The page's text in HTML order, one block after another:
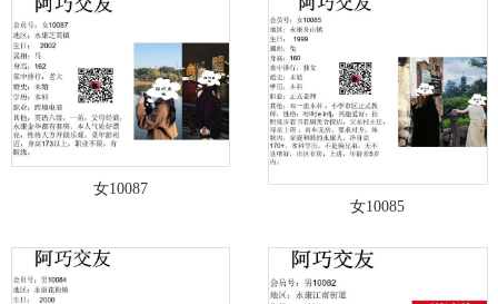
女10087
女10085